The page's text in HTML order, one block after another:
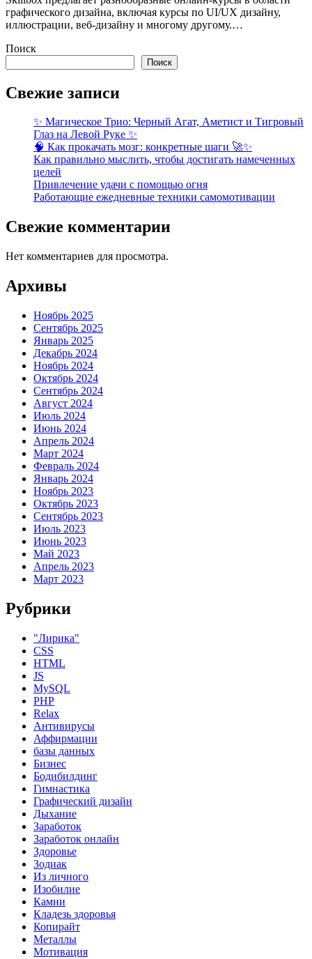
графического дизайна, включая курсы по UI/UX дизайну,
иллюстрации, веб-дизайну и многому другому.…
Поиск
Поиск
Свежие записи
✨ Магическое Трио: Черный Агат, Аметист и Тигровый
Глаз на Левой Руке ✨
🧠 Как прокачать мозг: конкретные шаги 🚀✨
Как правильно мыслить, чтобы достигать намеченных
целей
Привлечение удачи с помощью огня
Работающие ежедневные техники самомотивации
Свежие комментарии
Нет комментариев для просмотра.
Архивы
Ноябрь 2025
Сентябрь 2025
Январь 2025
Декабрь 2024
Ноябрь 2024
Октябрь 2024
Сентябрь 2024
Август 2024
Июль 2024
Июнь 2024
Апрель 2024
Март 2024
Февраль 2024
Январь 2024
Ноябрь 2023
Октябрь 2023
Сентябрь 2023
Июль 2023
Июнь 2023
Май 2023
Апрель 2023
Март 2023
Рубрики
"Лирика"
CSS
HTML
JS
MySQL
PHP
Relax
Антивирусы
Аффирмации
базы данных
Бизнес
Бодибилдинг
Гимнастика
Графический дизайн
Дыхание
Заработок
Заработок онлайн
Здоровье
Зодиак
Из личного
Изобилие
Камни
Кладезь здоровья
Копирайт
Металлы
Мотивация